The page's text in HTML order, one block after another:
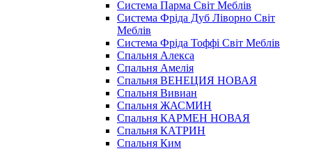
Система Парма Свiт Меблiв
Система Фріда Дуб Ліворно Світ
Меблів
Система Фріда Тоффі Світ Меблів
Спальня Алекса
Спальня Амелія
Спальня ВЕНЕЦИЯ НОВАЯ
Спальня Вивиан
Спальня ЖАСМИН
Спальня КАРМЕН НОВАЯ
Спальня КАТРИН
Спальня Ким